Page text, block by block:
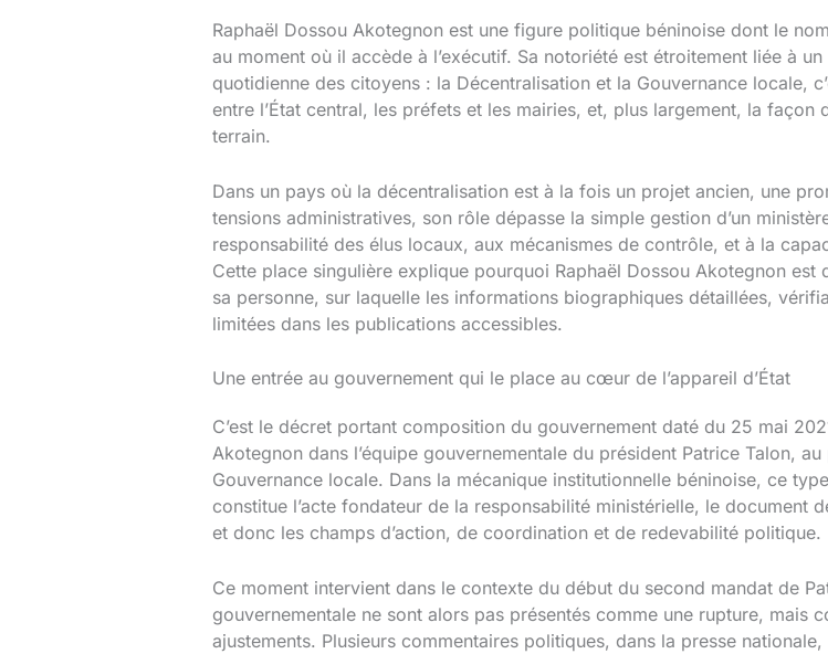
Raphaël Dossou Akotegnon est une figure politique béninoise dont le
au moment où il accède à l’exécutif. Sa notoriété est étroitement liée à
quotidienne des citoyens : la Décentralisation et la Gouvernance locale,
entre l’État central, les préfets et les mairies, et, plus largement, la
terrain.
Dans un pays où la décentralisation est à la fois un projet ancien, une
tensions administratives, son rôle dépasse la simple gestion d’un
responsabilité des élus locaux, aux mécanismes de contrôle, et à la
Cette place singulière explique pourquoi Raphaël Dossou Akotegnon
sa personne, sur laquelle les informations biographiques détaillées,
limitées dans les publications accessibles.
Une entrée au gouvernement qui le place au cœur de l’appareil d’État
C’est le décret portant composition du gouvernement daté du 25 mai
Akotegnon dans l’équipe gouvernementale du président Patrice Talon,
Gouvernance locale. Dans la mécanique institutionnelle béninoise, ce
constitue l’acte fondateur de la responsabilité ministérielle, le document
et donc les champs d’action, de coordination et de redevabilité politique.
Ce moment intervient dans le contexte du début du second mandat de
gouvernementale ne sont alors pas présentés comme une rupture, mais
ajustements. Plusieurs commentaires politiques, dans la presse